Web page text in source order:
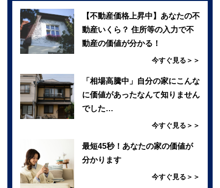
【不動産価格上昇中】あなたの不
動産いくら？ 住所等の入力で不
動産の価値が分かる！
今すぐ見る＞＞
「相場高騰中」自分の家にこんな
に価値があったなんて知りません
でした…
今すぐ見る＞＞
最短45秒！あなたの家の価値が
分かります
今すぐ見る＞＞